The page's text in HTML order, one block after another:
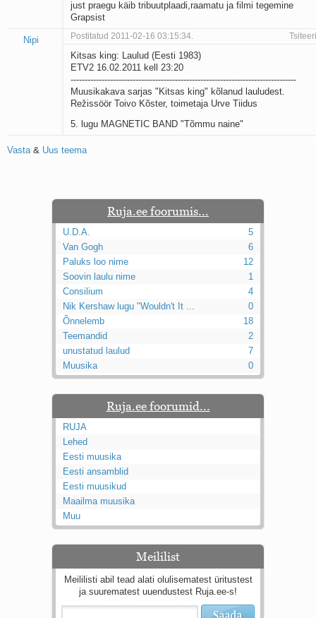
just praegu käib tribuutplaadi,raamatu ja filmi tegemine
Grapsist
Nipi Postitatud 2011-02-16 03:15:34. Tsiteeri
Kitsas king: Laulud (Eesti 1983)
ETV2 16.02.2011 kell 23:20
--------------------------------------------------------------------------------
Muusikakava sarjas "Kitsas king" kõlanud lauludest.
Režissöör Toivo Kõster, toimetaja Urve Tiidus
5. lugu MAGNETIC BAND "Tõmmu naine"
Vasta& Uus teema
Ruja.ee foorumis...
U.D.A.
5
Van Gogh
6
Paluks loo nime
12
Soovin laulu nime
1
Consilium
4
Nik Kershaw lugu "Wouldn't It ...
0
Õnnelemb
18
Teemandid
2
unustatud laulud
7
Muusika
0
Ruja.ee foorumid...
RUJA
Lehed
Eesti muusika
Eesti ansamblid
Eesti muusikud
Maailma muusika
Muu
Meililist
Meililisti abil tead alati olulisematest üritustest
ja suurematest uuendustest Ruja.ee-s!